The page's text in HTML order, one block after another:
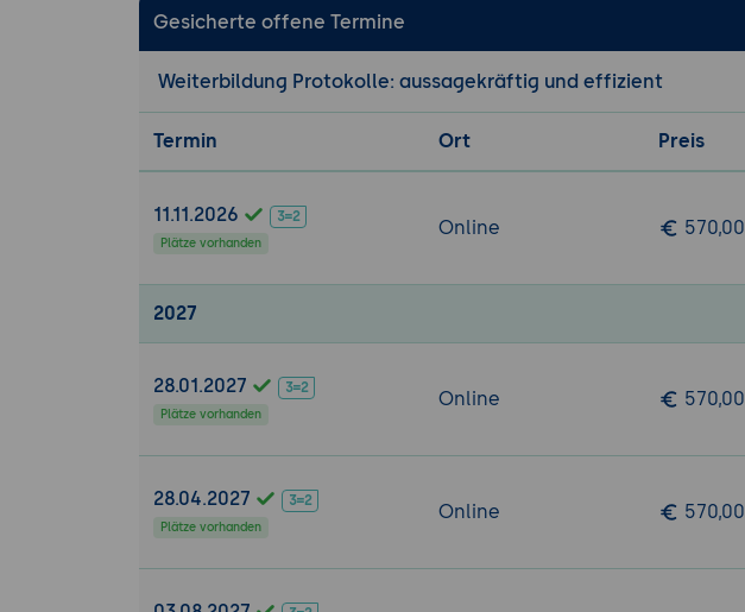
Gesicherte offene Termine
Weiterbildung Protokolle: aussagekräftig und effizient
Termin Ort Preis
11.11.2026
Plätze vorhanden
Online 570,00
2027
28.01.2027
Plätze vorhanden
Online 570,00
28.04.2027
Plätze vorhanden
Online 570,00